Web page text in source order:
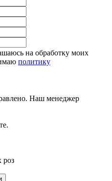
на обработку моих
политику
Наш менеджер
роз